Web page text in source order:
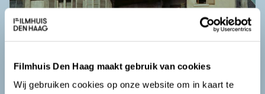
Filmhuis Den Haag maakt gebruik van cookies
Wij gebruiken cookies op onze website om in kaart te